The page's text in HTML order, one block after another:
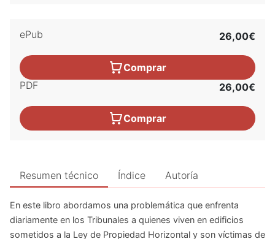
ePub 26,00€
Comprar
PDF
26,00€
Comprar
Resumen técnico Índice Autoría
En este libro abordamos una problemática que enfrenta
diariamente en los Tribunales a quienes viven en edificios
sometidos a la Ley de Propiedad Horizontal y son víctimas de